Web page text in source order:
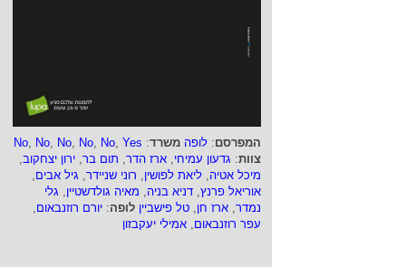
המפרסם: לופה משרד:
No, No, No, No, No, Yes
צוות: גדעון עמיחי, ארז הדר, תום בר, ירון יצחקוב,
מיכל אטיה, ליאת לפושין, רוני שניידר, גיל אבים,
אוריאל פרנץ, דניא בניה, מאיה גולדשטיין, גלי
נמדר, ארז חן, טל פישביין לופה: יורם רוזנבאום,
עפר רוזנבאום, אמילי יעקבזון